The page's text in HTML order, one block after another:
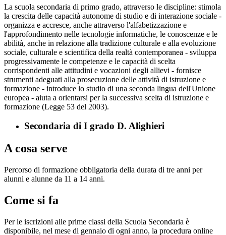
La scuola secondaria di primo grado, attraverso le discipline: stimola
la crescita delle capacità autonome di studio e di interazione sociale -
organizza e accresce, anche attraverso l'alfabetizzazione e
l'approfondimento nelle tecnologie informatiche, le conoscenze e le
abilità, anche in relazione alla tradizione culturale e alla evoluzione
sociale, culturale e scientifica della realtà contemporanea - sviluppa
progressivamente le competenze e le capacità di scelta
corrispondenti alle attitudini e vocazioni degli allievi - fornisce
strumenti adeguati alla prosecuzione delle attività di istruzione e
formazione - introduce lo studio di una seconda lingua dell'Unione
europea - aiuta a orientarsi per la successiva scelta di istruzione e
formazione (Legge 53 del 2003).
Secondaria di I grado D. Alighieri
A cosa serve
Percorso di formazione obbligatoria della durata di tre anni per
alunni e alunne da 11 a 14 anni.
Come si fa
Per le iscrizioni alle prime classi della Scuola Secondaria è
disponibile, nel mese di gennaio di ogni anno, la procedura online